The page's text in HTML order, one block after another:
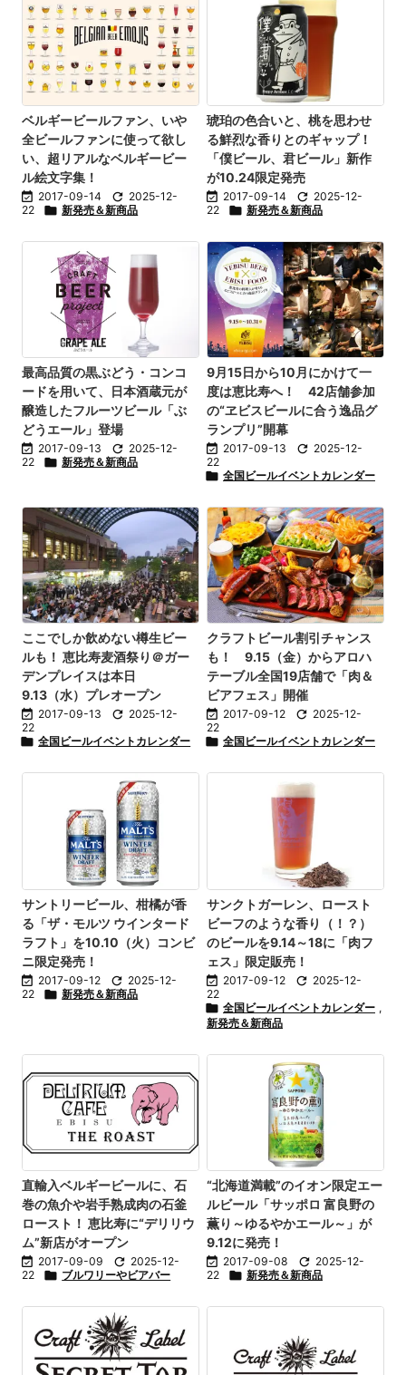
ベルギービールファン、いや
全ビールファンに使って欲し
い、超リアルなベルギービー
ル絵文字集！
 2017-09-14  2025-12-
22
 新発売＆新商品
琥珀の色合いと、桃を思わせ
る鮮烈な香りとのギャップ！
「僕ビール、君ビール」新作
が10.24限定発売
 2017-09-14  2025-12-
22
 新発売＆新商品
最高品質の黒ぶどう・コンコ
ードを用いて、日本酒蔵元が
醸造したフルーツビール「ぶ
どうエール」登場
 2017-09-13  2025-12-
22
 新発売＆新商品
9月15日から10月にかけて一
度は恵比寿へ！ 42店舗参加
の“ヱビスビールに合う逸品グ
ランプリ”開幕
 2017-09-13  2025-12-
22
 全国ビールイベントカレンダー
ここでしか飲めない樽生ビー
ルも！ 恵比寿麦酒祭り＠ガー
デンプレイスは本日
9.13（水）プレオープン
 2017-09-13  2025-12-
22
 全国ビールイベントカレンダー
クラフトビール割引チャンス
も！ 9.15（金）からアロハ
テーブル全国19店舗で「肉＆
ビアフェス」開催
 2017-09-12  2025-12-
22
 全国ビールイベントカレンダー
サントリービール、柑橘が香
る「ザ・モルツ ウインタード
ラフト」を10.10（火）コンビ
ニ限定発売！
 2017-09-12  2025-12-
22
 新発売＆新商品
サンクトガーレン、ロースト
ビーフのような香り（！？）
のビールを9.14～18に「肉フ
ェス」限定販売！
 2017-09-12  2025-12-
22
 全国ビールイベントカレンダー ,
新発売＆新商品
直輸入ベルギービールに、石
巻の魚介や岩手熟成肉の石釜
ロースト！ 恵比寿に“デリリウ
ム”新店がオープン
 2017-09-09  2025-12-
22
 ブルワリーやビアバー
“北海道満載”のイオン限定エー
ルビール「サッポロ 富良野の
薫り～ゆるやかエール～」が
9.12に発売！
 2017-09-08  2025-12-
22
 新発売＆新商品